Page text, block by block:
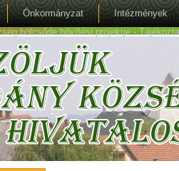
Önkormányzat
Intézmények
bölcsőde bővítési projektje -